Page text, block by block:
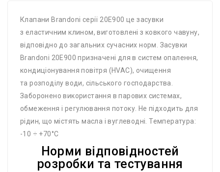
Клапани Brandoni серії 20E900 це засувки
з еластичним клином, виготовлені з ковкого чавуну,
відповідно до загальних сучасних норм. Засувки
Brandoni 20E900 призначені для в систем опалення,
кондиціонування повітря (HVAC), очищення
та розподілу води, сільського господарства.
Заборонено використання в парових системах,
обмеження і регулювання потоку. Не підходить для
рідин, що містять масла і вуглеводні. Температура:
-10 ÷ +70°C
Норми відповідностей
розробки та тестування